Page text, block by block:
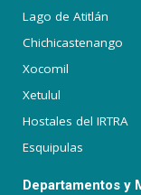
Lago de Atitlán
Chichicastenango
Xocomil
Xetulul
Hostales del IRTRA
Esquipulas
Departamentos y